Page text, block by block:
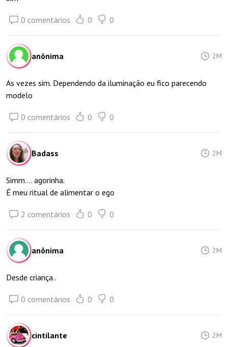
0 comentários 0 0
anônima 2M
As vezes sim. Dependendo da iluminação eu fico parecendo
modelo
0 comentários 0 0
Badass 2M
Simm.... agorinha.
É meu ritual de alimentar o ego
2 comentários 0 0
anônima 2M
Desde criança..
0 comentários 0 0
cintilante 2M